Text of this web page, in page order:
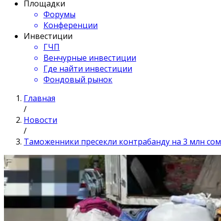
Площадки
Форумы
Конференции
Инвестиции
ГЧП
Венчурные инвестиции
Где найти инвестиции
Фондовый рынок
Главная
/
Новости
/
Таможенники пресекли контрабанду на 3 млн